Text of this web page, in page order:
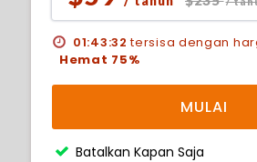
01:43:31 tersisa dengan
Hemat 75%
MULAI
Batalkan Kapan Saja